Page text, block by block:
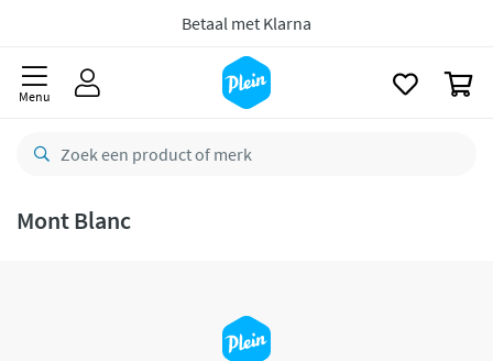
Betaal met Klarna
Menu
Mont Blanc